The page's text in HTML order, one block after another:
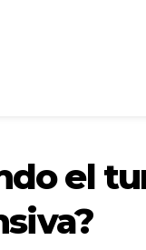
el